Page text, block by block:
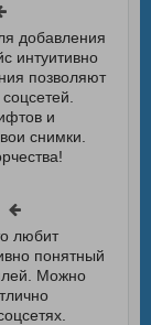
добавления
интуитивно
позволяют
и
снимки.
любит
понятный
Можно